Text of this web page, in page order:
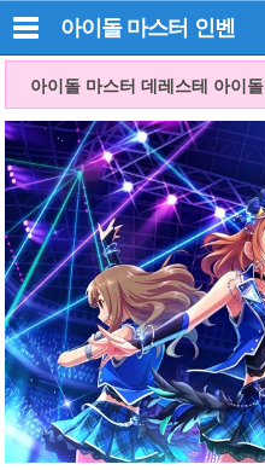
아이돌 마스터 인벤
아이돌 마스터 데레스테 아이돌